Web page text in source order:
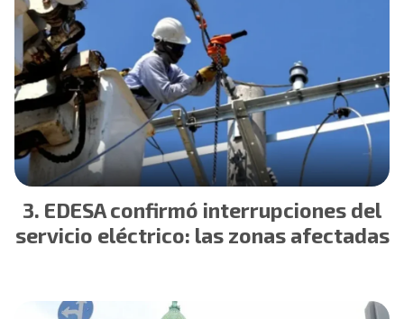
EDESA confirmó interrupciones del
servicio eléctrico: las zonas afectadas